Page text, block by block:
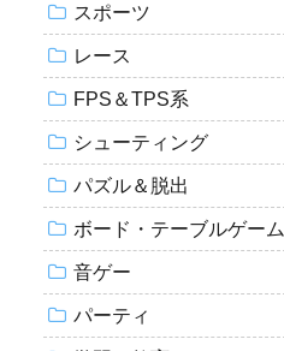
スポーツ
レース
FPS＆TPS系
シューティング
パズル＆脱出
ボード・テーブルゲーム
音ゲー
パーティ